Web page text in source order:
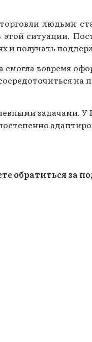
людьми
ситуации.
и получать
вовремя
на
задачами.
обратиться за